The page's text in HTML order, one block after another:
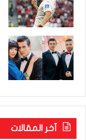
آخر المقالات